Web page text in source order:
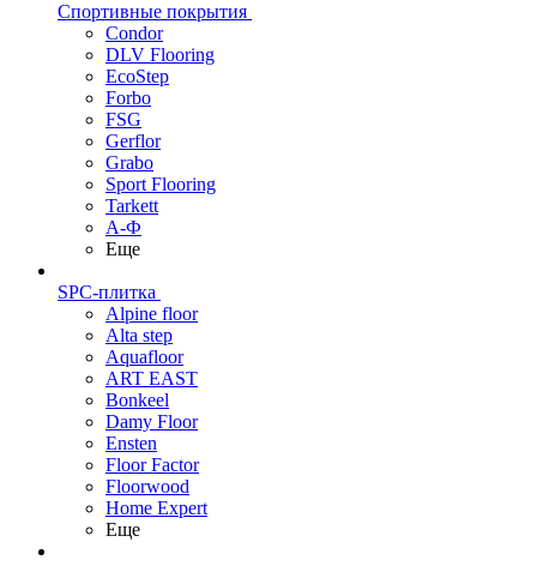
Спортивные покрытия
Condor
DLV Flooring
EcoStep
Forbo
FSG
Gerflor
Grabo
Sport Flooring
Tarkett
А-Ф
Еще
SPC-плитка
Alpine floor
Alta step
Aquafloor
ART EAST
Bonkeel
Damy Floor
Ensten
Floor Factor
Floorwood
Home Expert
Еще